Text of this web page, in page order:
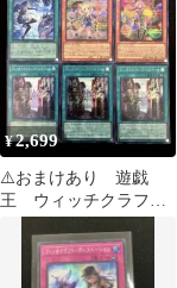
¥2,699
⚠️おまけあり 遊戯
王 ウィッチクラフ
まとめ売り 4種類6枚